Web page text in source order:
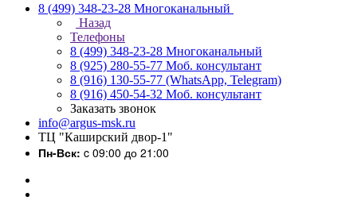
8 (499) 348-23-28 Многоканальный
Назад
Телефоны
8 (499) 348-23-28 Многоканальный
8 (925) 280-55-77 Моб. консультант
8 (916) 130-55-77 (WhatsApp, Telegram)
8 (916) 450-54-32 Моб. консультант
Заказать звонок
info@argus-msk.ru
ТЦ "Каширский двор-1"
Пн-Вск: c 09:00 до 21:00